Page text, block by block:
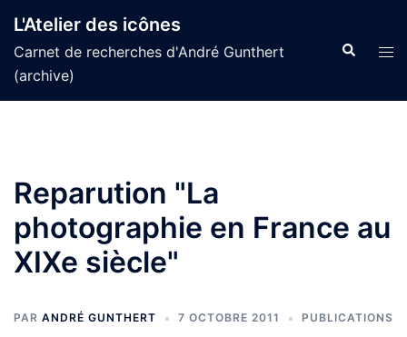
au
contenu
L'Atelier des icônes
Carnet de recherches d'André Gunthert
(archive)
Reparution "La
photographie en France au
XIXe siècle"
PAR ANDRÉ GUNTHERT 7 OCTOBRE 2011 PUBLICATIONS